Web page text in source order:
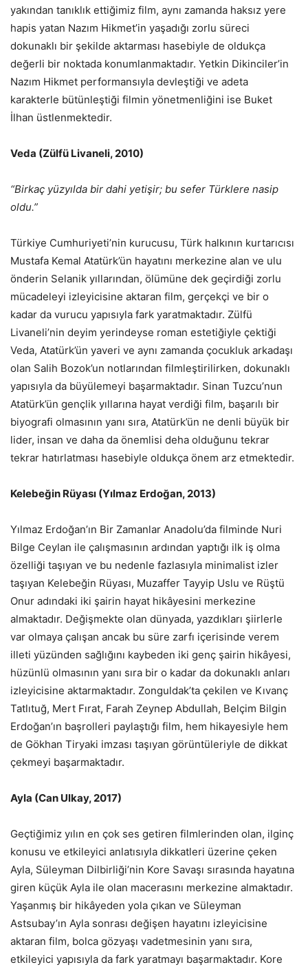
yakından tanıklık ettiğimiz film, aynı zamanda haksız yere
hapis yatan Nazım Hikmet’in yaşadığı zorlu süreci
dokunaklı bir şekilde aktarması hasebiyle de oldukça
değerli bir noktada konumlanmaktadır. Yetkin Dikinciler’in
Nazım Hikmet performansıyla devleştiği ve adeta
karakterle bütünleştiği filmin yönetmenliğini ise Buket
İlhan üstlenmektedir.
Veda (Zülfü Livaneli, 2010)
“Birkaç yüzyılda bir dahi yetişir; bu sefer Türklere nasip
oldu.”
Türkiye Cumhuriyeti’nin kurucusu, Türk halkının kurtarıcısı
Mustafa Kemal Atatürk’ün hayatını merkezine alan ve ulu
önderin Selanik yıllarından, ölümüne dek geçirdiği zorlu
mücadeleyi izleyicisine aktaran film, gerçekçi ve bir o
kadar da vurucu yapısıyla fark yaratmaktadır. Zülfü
Livaneli’nin deyim yerindeyse roman estetiğiyle çektiği
Veda, Atatürk’ün yaveri ve aynı zamanda çocukluk arkadaşı
olan Salih Bozok’un notlarından filmleştirilirken, dokunaklı
yapısıyla da büyülemeyi başarmaktadır. Sinan Tuzcu’nun
Atatürk’ün gençlik yıllarına hayat verdiği film, başarılı bir
biyografi olmasının yanı sıra, Atatürk’ün ne denli büyük bir
lider, insan ve daha da önemlisi deha olduğunu tekrar
tekrar hatırlatması hasebiyle oldukça önem arz etmektedir.
Kelebeğin Rüyası (Yılmaz Erdoğan, 2013)
Yılmaz Erdoğan’ın Bir Zamanlar Anadolu’da filminde Nuri
Bilge Ceylan ile çalışmasının ardından yaptığı ilk iş olma
özelliği taşıyan ve bu nedenle fazlasıyla minimalist izler
taşıyan Kelebeğin Rüyası, Muzaffer Tayyip Uslu ve Rüştü
Onur adındaki iki şairin hayat hikâyesini merkezine
almaktadır. Değişmekte olan dünyada, yazdıkları şiirlerle
var olmaya çalışan ancak bu süre zarfı içerisinde verem
illeti yüzünden sağlığını kaybeden iki genç şairin hikâyesi,
hüzünlü olmasının yanı sıra bir o kadar da dokunaklı anları
izleyicisine aktarmaktadır. Zonguldak’ta çekilen ve Kıvanç
Tatlıtuğ, Mert Fırat, Farah Zeynep Abdullah, Belçim Bilgin
Erdoğan’ın başrolleri paylaştığı film, hem hikayesiyle hem
de Gökhan Tiryaki imzası taşıyan görüntüleriyle de dikkat
çekmeyi başarmaktadır.
Ayla (Can Ulkay, 2017)
Geçtiğimiz yılın en çok ses getiren filmlerinden olan, ilginç
konusu ve etkileyici anlatısıyla dikkatleri üzerine çeken
Ayla, Süleyman Dilbirliği’nin Kore Savaşı sırasında hayatına
giren küçük Ayla ile olan macerasını merkezine almaktadır.
Yaşanmış bir hikâyeden yola çıkan ve Süleyman
Astsubay’ın Ayla sonrası değişen hayatını izleyicisine
aktaran film, bolca gözyaşı vadetmesinin yanı sıra,
etkileyici yapısıyla da fark yaratmayı başarmaktadır. Kore